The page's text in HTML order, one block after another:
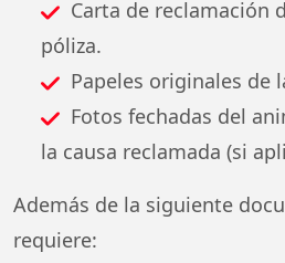
Carta de reclamación
póliza.
Papeles originales de
Fotos fechadas del
la causa reclamada (si
Además de la siguiente
requiere: